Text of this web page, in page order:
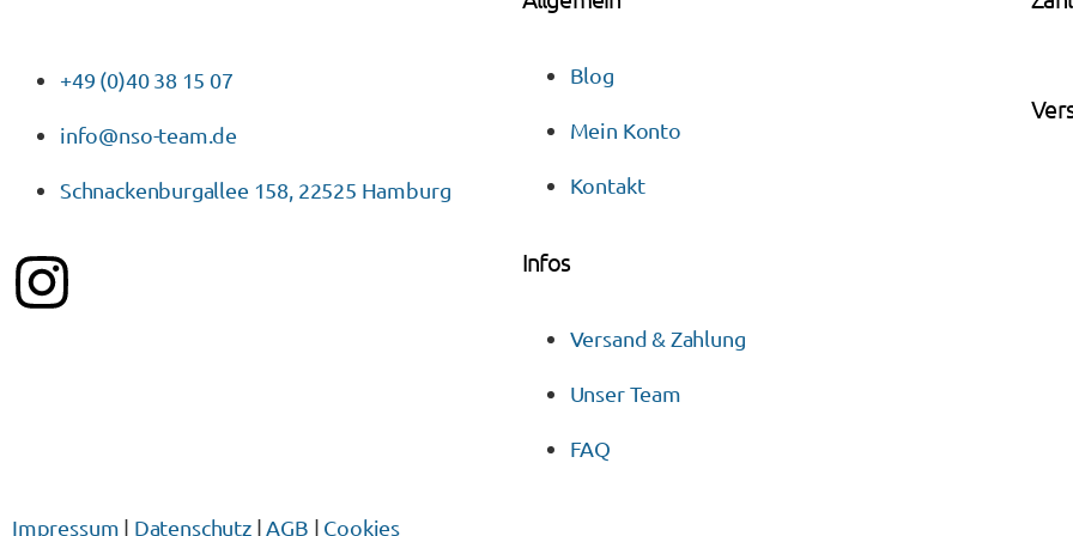
+49 (0)40 38 15 07
info@nso-team.de
Schnackenburgallee 158, 22525 Hamburg
Blog
Mein Konto
Kontakt
Infos
Versand & Zahlung
Unser Team
FAQ
Impressum | Datenschutz|AGB | Cookies